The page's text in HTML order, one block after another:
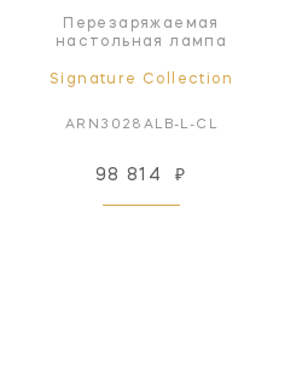
Перезаряжаемая
настольная лампа
Signature Collection
ARN3028ALB-L-CL
98 814 ₽